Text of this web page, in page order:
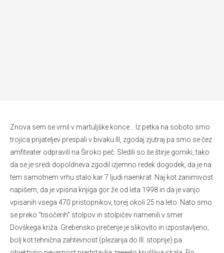
Znova sem se vrnil v martuljške konce… Iz petka na soboto smo
trojica prijateljev prespali v bivaku III, zgodaj zjutraj pa smo se čez
amfiteater odpravili na Široko peč. Sledili so še štirje gorniki, tako
da se je sredi dopoldneva zgodil izjemno redek dogodek, da je na
tem samotnem vrhu stalo kar 7 ljudi naenkrat. Naj kot zanimivost
napišem, da je vpisna knjiga gor že od leta 1998 in da je vanjo
vpisanih vsega 470 pristopnikov, torej okoli 25 na leto. Nato smo
se preko “tisočerih” stolpov in stolpičev namenili v smer
Dovškega križa. Grebensko prečenje je slikovito in izpostavljeno,
bolj kot tehnična zahtevnost (plezarija do III. stopnje) pa